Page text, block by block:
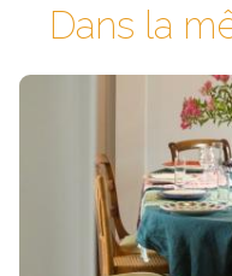
Dans la